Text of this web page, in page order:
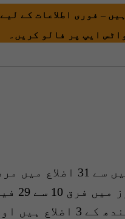
– فوری اطلاعات کے
ایپ پر فالو کریں۔
ملک کے 144 میں سے 31 اضلاع
خواتین
ہے، جن میں سندھ کے 3